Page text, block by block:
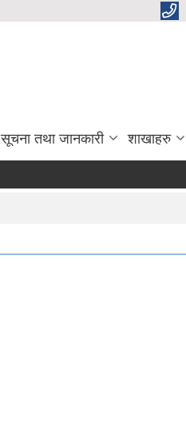
सूचना तथा जानकारी शाखाहरु